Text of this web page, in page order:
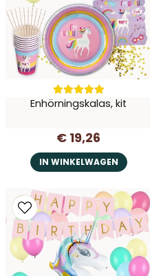
Vraag
Enhörningskalas, kit
€ 19,26
IN WINKELWAGEN